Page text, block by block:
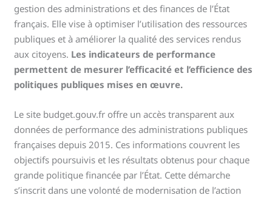
gestion des administrations et des finances de l’État
français. Elle vise à optimiser l’utilisation des ressources
publiques et à améliorer la qualité des services rendus
aux citoyens. Les indicateurs de performance
permettent de mesurer l’efficacité et l’efficience des
politiques publiques mises en œuvre.
Le site budget.gouv.fr offre un accès transparent aux
données de performance des administrations publiques
françaises depuis 2015. Ces informations couvrent les
objectifs poursuivis et les résultats obtenus pour chaque
grande politique financée par l’État. Cette démarche
s’inscrit dans une volonté de modernisation de l’action